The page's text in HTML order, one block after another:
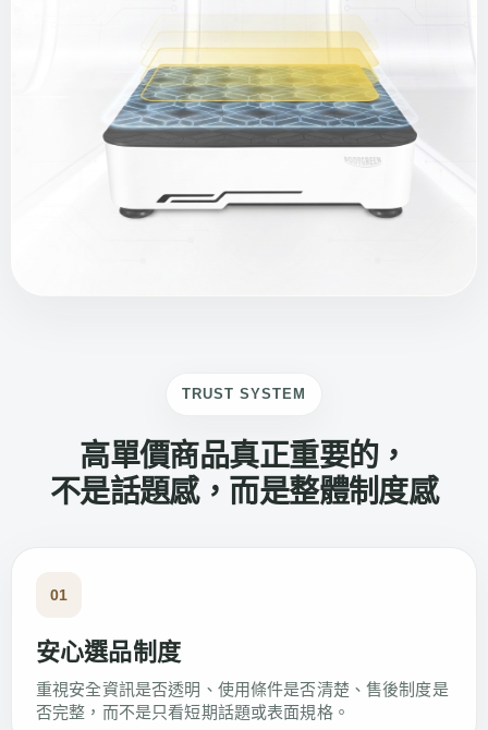
TRUST SYSTEM
高單價商品真正重要的，
不是話題感，而是整體制度感
01
安心選品制度
重視安全資訊是否透明、使用條件是否清楚、售後制度是
否完整，而不是只看短期話題或表面規格。